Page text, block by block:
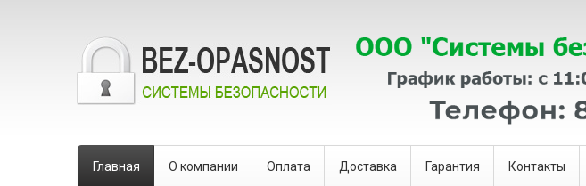
Главная О компании Оплата Доставка Гарантия Контакты